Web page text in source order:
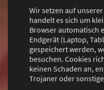
Wir setzen auf
handelt es sich um
Browser automatisch
Endgerät (Laptop,
gespeichert werden,
besuchen. Cookies
keinen Schaden an,
Trojaner oder